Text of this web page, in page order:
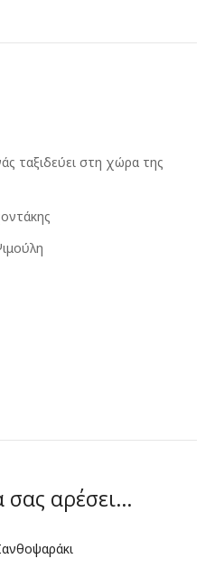
ταξιδεύει στη χώρα της
σας αρέσει…